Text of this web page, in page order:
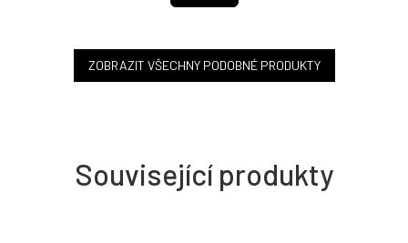
Související produkty
ZOBRAZIT VŠECHNY PODOBNÉ PRODUKTY